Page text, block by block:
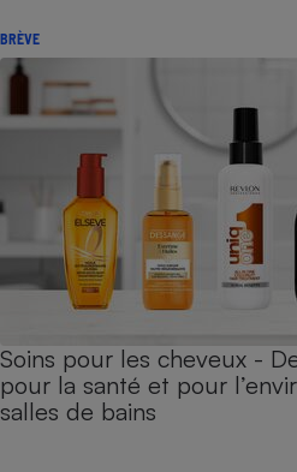
BRÈVE
Soins pour les cheveux -
pour la santé et pour
salles de bains